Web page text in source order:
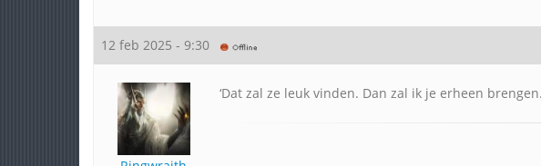
12 feb 2025 - 9:30
‘Dat zal ze leuk vinden. Dan zal ik je erheen